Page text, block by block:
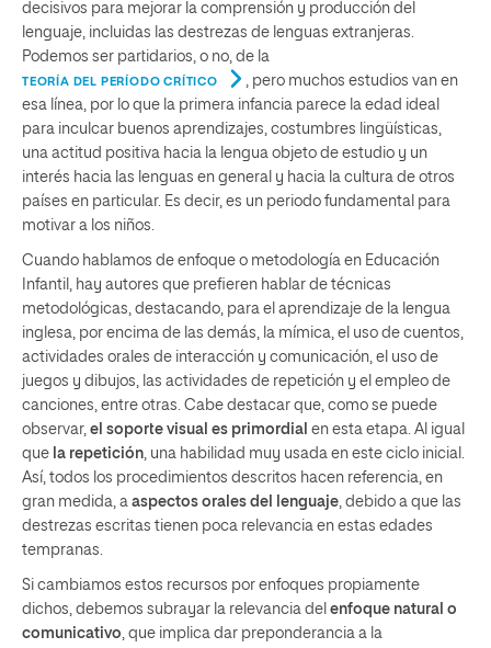
decisivos para mejorar la comprensión y producción del
lenguaje, incluidas las destrezas de lenguas extranjeras.
Podemos ser partidarios, o no, de la
TEORÍA DEL PERÍODO CRÍTICO
, pero muchos estudios van en
esa línea, por lo que la primera infancia parece la edad ideal
para inculcar buenos aprendizajes, costumbres lingüísticas,
una actitud positiva hacia la lengua objeto de estudio y un
interés hacia las lenguas en general y hacia la cultura de otros
países en particular. Es decir, es un periodo fundamental para
motivar a los niños.
Cuando hablamos de enfoque o metodología en Educación
Infantil, hay autores que prefieren hablar de técnicas
metodológicas, destacando, para el aprendizaje de la lengua
inglesa, por encima de las demás, la mímica, el uso de cuentos,
actividades orales de interacción y comunicación, el uso de
juegos y dibujos, las actividades de repetición y el empleo de
canciones, entre otras. Cabe destacar que, como se puede
observar, el soporte visual es primordial en esta etapa. Al igual
que la repetición, una habilidad muy usada en este ciclo inicial.
Así, todos los procedimientos descritos hacen referencia, en
gran medida, a aspectos orales del lenguaje, debido a que las
destrezas escritas tienen poca relevancia en estas edades
tempranas.
Si cambiamos estos recursos por enfoques propiamente
dichos, debemos subrayar la relevancia del enfoque natural o
comunicativo, que implica dar preponderancia a la